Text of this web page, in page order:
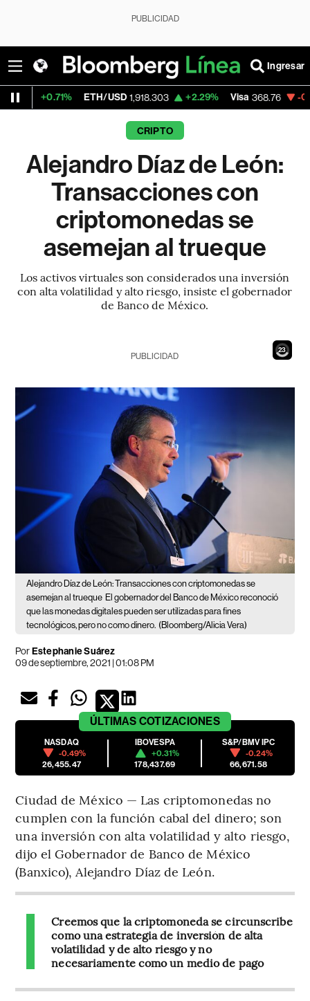
PUBLICIDAD
Ingresar
ETH/USD 1,918.303 +2.29% Visa 368.76 -0.22%
CRIPTO
Alejandro Díaz de León:
Transacciones con
criptomonedas se
asemejan al trueque
Los activos virtuales son considerados una inversión
con alta volatilidad y alto riesgo, insiste el gobernador
de Banco de México.
22
PUBLICIDAD
Alejandro Díaz de León: Transacciones con criptomonedas se
asemejan al trueque El gobernador del Banco de México reconoció
que las monedas digitales pueden ser utilizadas para fines
tecnológicos, pero no como dinero. (Bloomberg/Alicia Vera)
PorEstephanie Suárez
09 de septiembre, 2021 | 01:08 PM
ÚLTIMAS COTIZACIONES
NASDAQ
-0.49%
26,455.47
IBOVESPA
+0.31%
178,437.69
S&P/BMV IPC
-0.24%
66,671.58
Ciudad de México — Las criptomonedas no
cumplen con la función cabal del dinero; son
una inversión con alta volatilidad y alto riesgo,
dijo el Gobernador de Banco de México
(Banxico), Alejandro Díaz de León.
Creemos que la criptomoneda se circunscribe
como una estrategia de inversión de alta
volatilidad y de alto riesgo y no
necesariamente como un medio de pago